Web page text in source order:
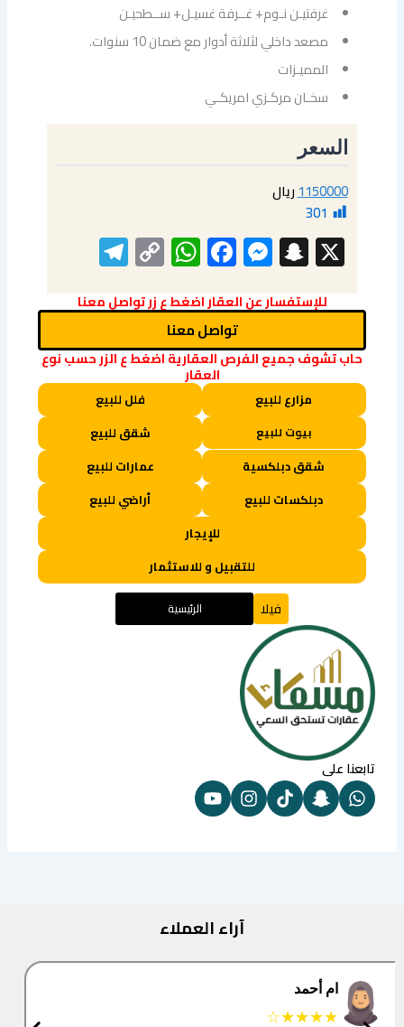
غرفتيـن نـوم+ غــرفة غسيـل+ ســطحيـن
مصعد داخلي لثلاثة أدوار مع ضمان 10 سنوات.
المميـزات
سخـان مركـزي امريكـي
السعر
1150000ريال
301
X
Snapchat
Messenger
Facebook
WhatsApp
Copy
Link
للإستفسار عن العقار اضغط ع زر تواصل معنا
تواصل معنا
حاب تشوف جميع الفرص العقارية اضغط ع الزر حسب نوع
العقار
مزارع للبيع فلل للبيع
بيوت للبيع
شقق للبيع
شقق دبلكسية
عمارات للبيع
دبلكسات للبيع
أراضي للبيع
للإيجار
للتقبيل و للاستثمار
فيلا الرئيسية
تابعنا على
آراء العملاء
البتول
★★★★★